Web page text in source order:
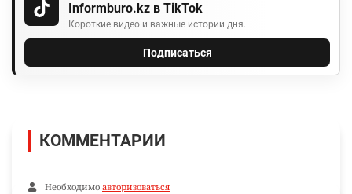
Informburo.kz в TikTok
Короткие видео и важные истории дня.
Подписаться
КОММЕНТАРИИ
Необходимо авторизоваться